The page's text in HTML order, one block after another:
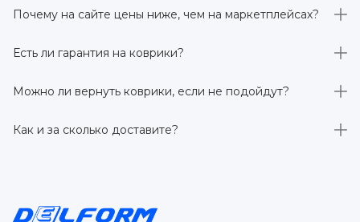
Почему на сайте цены ниже, чем на маркетплейсах?
отгрузка идётнапрямую со склада производителя
без посредников.
Есть ли гарантия на коврики?
производителя 3 года. Если в течение этого срока
обнаружится производственный дефект – заменим
Можно ли вернуть коврики, если не подойдут?
заказанного дистанционно,без объяснения причин –
при условии сохранения товарного вида. Если коврик не
Как и за сколько доставите?